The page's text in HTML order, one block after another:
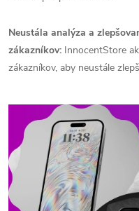
Neustála analýza a
zákazníkov: InnocentStore
zákazníkov, aby neustále